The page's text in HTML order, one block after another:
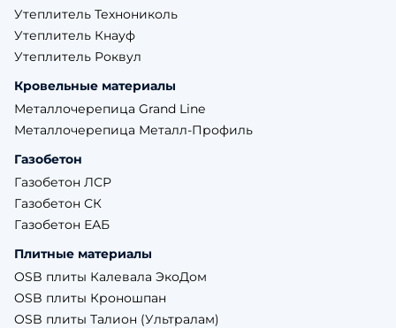
Утеплитель Технониколь
Утеплитель Кнауф
Утеплитель Роквул
Кровельные материалы
Металлочерепица Grand Line
Металлочерепица Металл-Профиль
Газобетон
Газобетон ЛСР
Газобетон СК
Газобетон ЕАБ
Плитные материалы
OSB плиты Калевала ЭкоДом
OSB плиты Кроношпан
OSB плиты Талион (Ультралам)